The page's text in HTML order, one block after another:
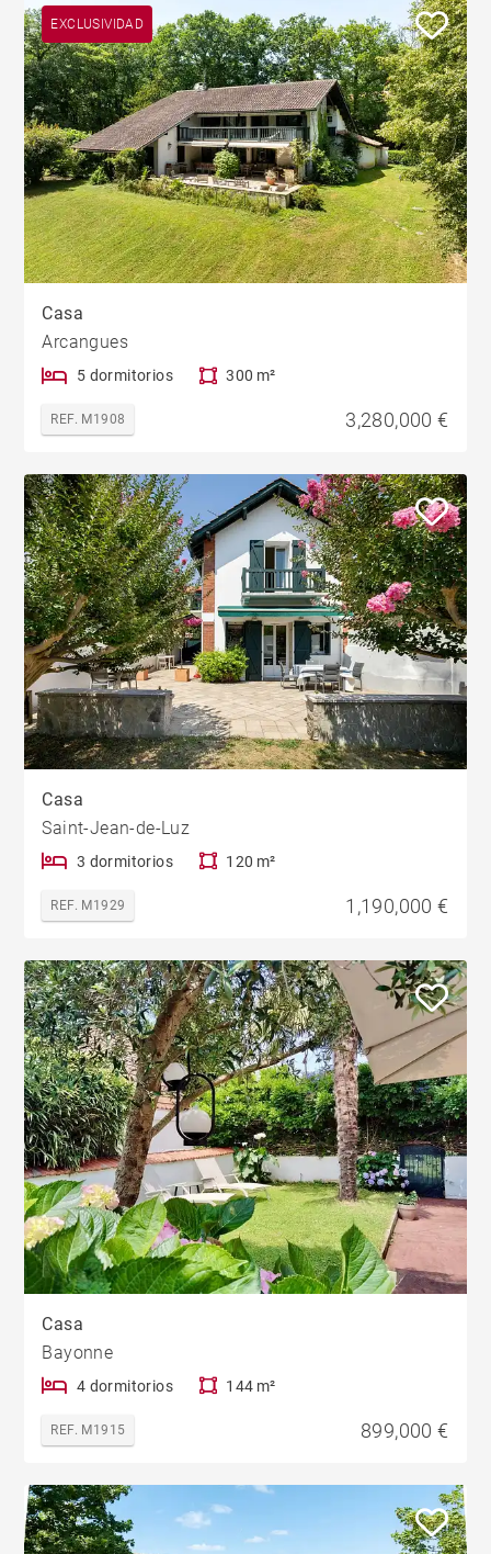
EXCLUSIVIDAD
Casa
Arcangues
5 dormitorios 300 m²
REF. M1908 3,280,000 €
Casa
Saint-Jean-de-Luz
3 dormitorios 120 m²
REF. M1929 1,190,000 €
Casa
Bayonne
4 dormitorios 144 m²
REF. M1915 899,000 €